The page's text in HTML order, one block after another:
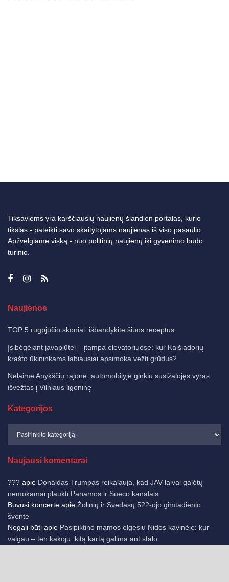
Tiksaviems yra karščiausių naujienų šiandien portalas, kurio
tikslas - pateikti savo skaitytojams naujienas iš viso pasaulio.
Apžvelgiame viską - nuo politinių naujienų iki gyvenimo būdo
turinio.
Naujienos
TOP 5 rugpjūčio skoniai: išbandykite šiuos receptus
Įsibėgėjant javapjūtei – įtampa elevatoriuose: kur Kaišiadorių
krašto ūkininkams labiausiai apsimoka vežti grūdus?
Nelaimė Anykščių rajone: automobilyje ginklu susižalojęs vyras
išvežtas į Vilniaus ligoninę
Kategorijos
Naujausi komentarai
??? apie Donaldas Trumpas reikalauja, kad JAV laivai galėtų
nemokamai plaukti Panamos ir Sueco kanalais
Buvusi koncerte apie Žolinių ir Svėdasų 522-ojo gimtadienio
šventė
Negali būti apie Pasipiktino mamos elgesiu Nidos kavinėje: kur
valgau – ten kakoju, kitą kartą galima ant stalo